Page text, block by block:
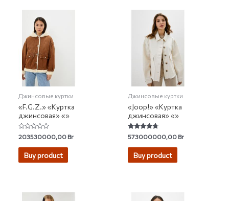
Джинсовые куртки
«F.G.Z.» «Куртка
джинсовая» «»
Rated
0
out
203530000,00Br
Buy product
Джинсовые куртки
«Joop!» «Куртка
джинсовая» «»
Rated
4.50
out of 5
573000000,00Br
Buy product